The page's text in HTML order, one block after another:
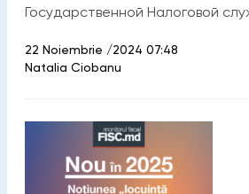
Государственной Налоговой
22 Noiembrie /2024 07:48
Natalia Ciobanu